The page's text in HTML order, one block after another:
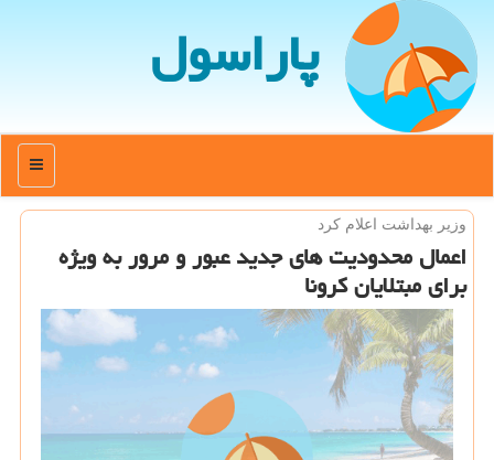
پاراسول
منو
وزیر بهداشت اعلام كرد
اعمال محدودیت های جدید عبور و مرور به ویژه
برای مبتلایان كرونا